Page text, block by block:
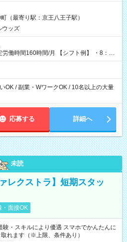
（最寄り駅：京王八王子駅）
ウッズ
時間/月 【シフト例】 ・8：00
OK / 副業・WワークOK / 10名以上の大量
応募する 詳細へ
未読
レクストラ】短期スタッ
・面接OK
・スキルにより優遇 スマホでかんたんに
れます（※上限、条件あり）